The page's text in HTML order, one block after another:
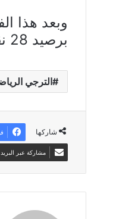
وبعد هذا
برصيد 28 نقطة فيما يبقي النجم سادسا ب18 نقطة.
الترجي
شاركها
مشاركة عبر البريد